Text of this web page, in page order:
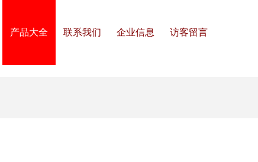
产品大全 联系我们 企业信息 访客留言